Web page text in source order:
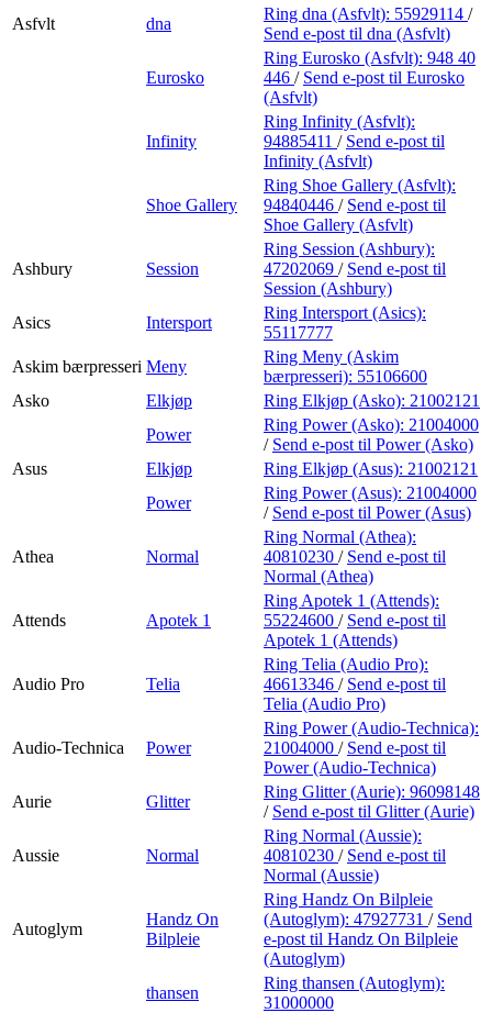
Asfvlt
dna
Ring dna (Asfvlt): 55929114 /
Send e-post til dna (Asfvlt)
Eurosko
Ring Eurosko (Asfvlt): 948 40
446 / Send e-post til Eurosko
(Asfvlt)
Infinity
Ring Infinity (Asfvlt):
94885411 / Send e-post til
Infinity (Asfvlt)
Shoe Gallery
Ring Shoe Gallery (Asfvlt):
94840446 / Send e-post til
Shoe Gallery (Asfvlt)
Ashbury Session
Ring Session (Ashbury):
47202069 / Send e-post til
Session (Ashbury)
Asics
Intersport
Ring Intersport (Asics):
55117777
Askim bærpresseri Meny
Ring Meny (Askim
bærpresseri): 55106600
Asko
Elkjøp Ring Elkjøp (Asko): 21002121
Power
Ring Power (Asko): 21004000
/ Send e-post til Power (Asko)
Asus
Elkjøp Ring Elkjøp (Asus): 21002121
Power
Ring Power (Asus): 21004000
/ Send e-post til Power (Asus)
Athea Normal
Ring Normal (Athea):
40810230 / Send e-post til
Normal (Athea)
Attends Apotek 1
Ring Apotek 1 (Attends):
55224600 / Send e-post til
Apotek 1 (Attends)
Audio Pro Telia
Ring Telia (Audio Pro):
46613346 / Send e-post til
Telia (Audio Pro)
Audio-Technica Power
Ring Power (Audio-Technica):
21004000 / Send e-post til
Power (Audio-Technica)
Aurie
Glitter
Ring Glitter (Aurie): 96098148
/ Send e-post til Glitter (Aurie)
Aussie Normal
Ring Normal (Aussie):
40810230 / Send e-post til
Normal (Aussie)
Autoglym
Handz On
Bilpleie
Ring Handz On Bilpleie
(Autoglym): 47927731 / Send
e-post til Handz On Bilpleie
(Autoglym)
thansen
Ring thansen (Autoglym):
31000000